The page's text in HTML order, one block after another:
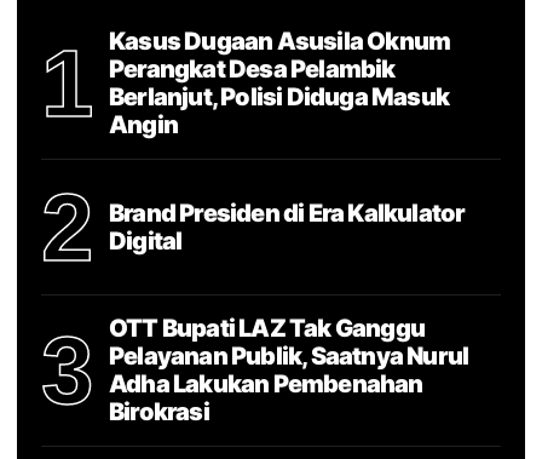
1
Kasus Dugaan Asusila Oknum
Perangkat Desa Pelambik
Berlanjut, Polisi Diduga Masuk
Angin
2
Brand Presiden di Era Kalkulator
Digital
3
OTT Bupati LAZ Tak Ganggu
Pelayanan Publik, Saatnya Nurul
Adha Lakukan Pembenahan
Birokrasi